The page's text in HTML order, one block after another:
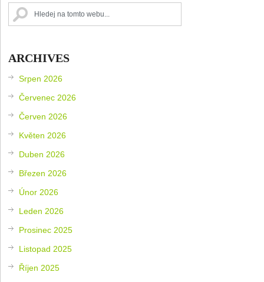
ARCHIVES
Srpen 2026
Červenec 2026
Červen 2026
Květen 2026
Duben 2026
Březen 2026
Únor 2026
Leden 2026
Prosinec 2025
Listopad 2025
Říjen 2025